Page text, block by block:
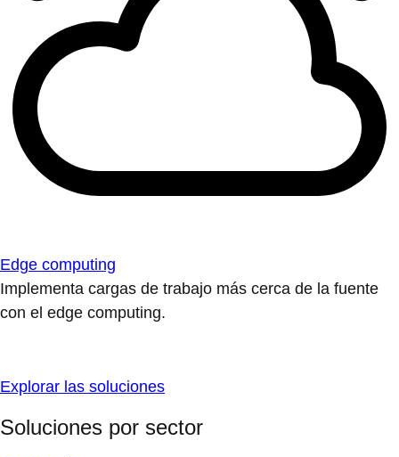
Edge computing
Implementa cargas de trabajo más cerca de la fuente
con el edge computing.
Explorar las soluciones
Soluciones por sector